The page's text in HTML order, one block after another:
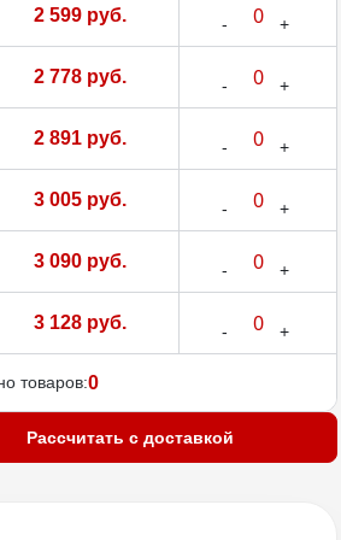
2 599 руб.
2 778 руб.
2 891 руб.
3 005 руб.
3 090 руб.
3 128 руб.
товаров:0
Рассчитать с доставкой